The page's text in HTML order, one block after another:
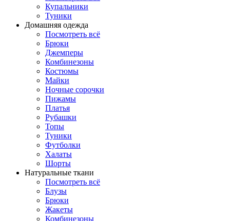
Купальники
Туники
Домашняя одежда
Посмотреть всё
Брюки
Джемперы
Комбинезоны
Костюмы
Майки
Ночные сорочки
Пижамы
Платья
Рубашки
Топы
Туники
Футболки
Халаты
Шорты
Натуральные ткани
Посмотреть всё
Блузы
Брюки
Жакеты
Комбинезоны